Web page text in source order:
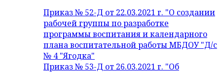
Приказ № 52-Д от 22.03.2021 г. "О создании
рабочей группы по разработке
программы воспитания и календарного
плана воспитательной работы МБДОУ "Д/с
№ 4 "Ягодка"
Приказ № 53-Д от 26.03.2021 г. "Об